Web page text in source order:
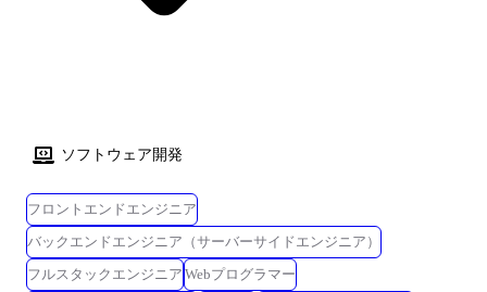
ソフトウェア開発
フロントエンドエンジニア
バックエンドエンジニア（サーバーサイドエンジニア）
フルスタックエンジニア Webプログラマー